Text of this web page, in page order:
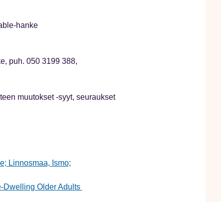
hanke
puh. 050 3199 388,
muutokset -syyt, seuraukset
Linnosmaa, Ismo;
Dwelling Older Adults